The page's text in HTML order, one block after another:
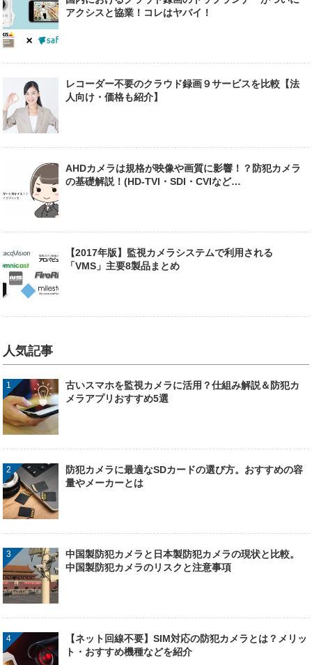
アクシスと協業！コレはヤバイ！
レコーダー不要のクラウド録画９サービスを比較【法
人向け・価格も紹介】
AHDカメラは規格が映像や画質に影響！？防犯カメラ
の基礎解説！(HD-TVI・SDI・CVIなど…
【2017年版】監視カメラシステムで利用される
「VMS」主要8製品まとめ
人気記事
古いスマホを監視カメラに活用？仕組み解説＆防犯カ
メラアプリおすすめ5選
防犯カメラに最適なSDカードの選び方。おすすめの容
量やメーカーとは
中国製防犯カメラと日本製防犯カメラの現状と比較。
中国製防犯カメラのリスクと注意事項
【ネット回線不要】SIM対応の防犯カメラとは？メリッ
ト・おすすめ機種などを紹介